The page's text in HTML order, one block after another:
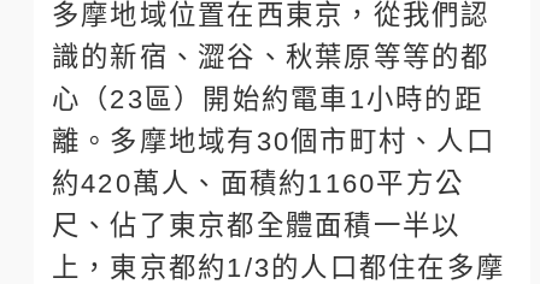
多摩地域位置在西東京，從我們認
識的新宿、澀谷、秋葉原等等的都
心（23區）開始約電車1小時的距
離。多摩地域有30個市町村、人口
約420萬人、面積約1160平方公
尺、佔了東京都全體面積一半以
上，東京都約1/3的人口都住在多摩